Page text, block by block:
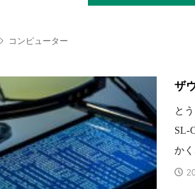
コンピューター
ザ
と
SL-
か